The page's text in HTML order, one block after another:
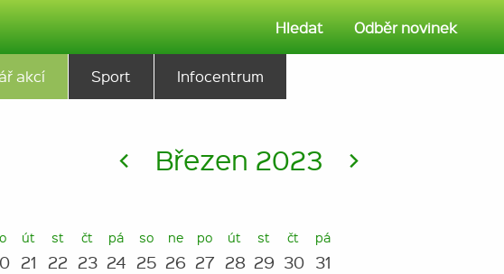
Hledat Odběr novinek
akcí Sport Infocentrum
< Březen 2023 >
út
21
st
22
čt
23
pá
24
so
25
ne
26
po
27
út
28
st
29
čt
30
pá
31